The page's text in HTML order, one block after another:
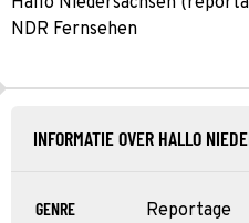
NDR Fernsehen
INFORMATIE OVER HALLO
GENRE Reportage